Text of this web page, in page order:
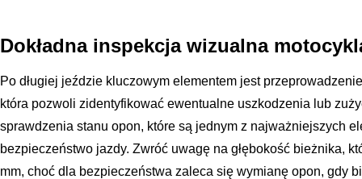
Dokładna inspekcja wizualna
Po długiej jeździe kluczowym elementem jest
która pozwoli zidentyfikować ewentualne uszkodzenia lub
sprawdzenia stanu opon, które są jednym z najważniejszych
bezpieczeństwo jazdy. Zwróć uwagę na głębokość bieżnika,
mm, choć dla bezpieczeństwa zaleca się wymianę opon, gdy